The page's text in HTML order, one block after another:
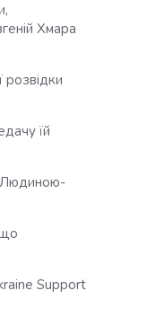
Хмара
їй
Людиною-
Support